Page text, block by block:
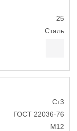
25
Сталь
Ст3
ГОСТ 22036-76
М12